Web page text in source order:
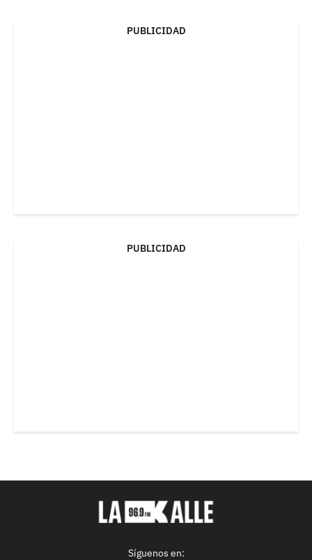
PUBLICIDAD
PUBLICIDAD
Síguenos en: